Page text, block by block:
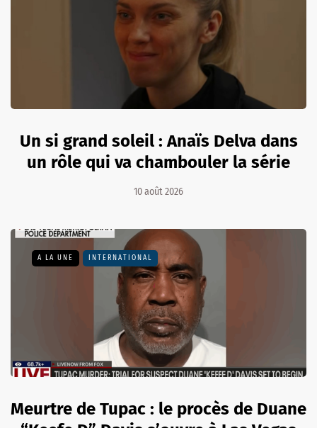
Un si grand soleil : Anaïs Delva dans
un rôle qui va chambouler la série
10 août 2026
A LA UNE INTERNATIONAL
Meurtre de Tupac : le procès de Duane